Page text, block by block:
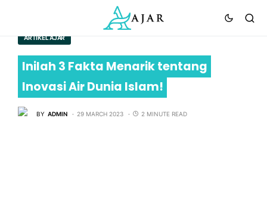
ARTIKEL AJAR
Inilah 3 Fakta Menarik tentang
Inovasi Air Dunia Islam!
BY ADMIN 29 MARCH 2023 2 MINUTE READ